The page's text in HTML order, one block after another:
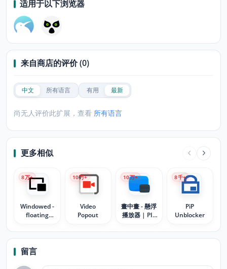
适用于以下浏览器
来自商店的评价 (0)
中文 所有语言 有用 最新
尚无人评价此扩展，查看 所有语言
更多相似
Windowed -
floating
website
8万+
Video
Popout
10万+
畫中畫 - 懸浮
播放器 | PIP
10万+
PiP
Unblocker
8千+
留言